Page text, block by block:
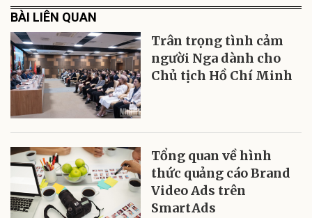
BÀI LIÊN QUAN
Trân trọng tình cảm
người Nga dành cho
Chủ tịch Hồ Chí Minh
Tổng quan về hình
thức quảng cáo Brand
Video Ads trên
SmartAds